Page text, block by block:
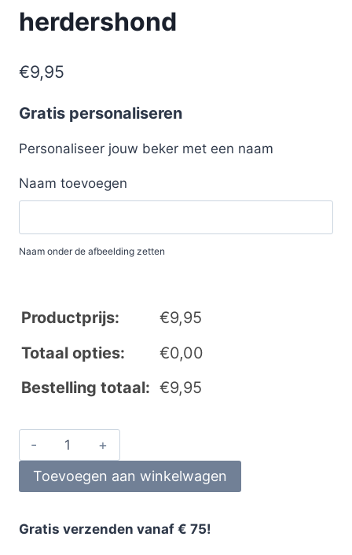
herdershond
€9,95
Gratis personaliseren
Personaliseer jouw beker met een naam
Naam toevoegen
Naam onder de afbeelding zetten
Productprijs: €9,95
Totaal opties:
€0,00
Bestelling totaal: €9,95
Toevoegen aan winkelwagen
Gratis verzenden vanaf € 75!